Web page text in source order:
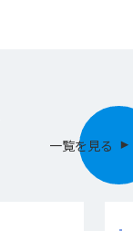
一覧を見る